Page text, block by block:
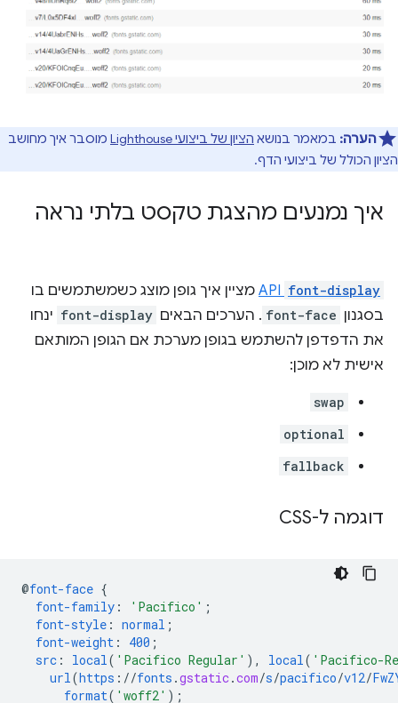
הערה: במאמר בנושא הציון של ביצועי Lighthouse
מוסבר איך מחושב
הציון הכולל של ביצועי הדף.
איך נמנעים מהצגת טקסט בלתי נראה
font-display
מציין איך גופן מוצג כשמשתמשים בו
בסגנון font-face . הערכים הבאים font-display ינחו
את הדפדפן להשתמש בגופן מערכת אם הגופן המותאם
אישית לא מוכן:
swap
optional
fallback
דוגמה ל-CSS
@font-face {
font-family : 'Pacifico' ;
font-style : normal ;
font-weight : 400 ;
src : local ( 'Pacifico Regular' ), local ( 'Pacifico-
url (https ://fonts .gstatic.com/s/pacifico/v12/
format( 'woff2' );